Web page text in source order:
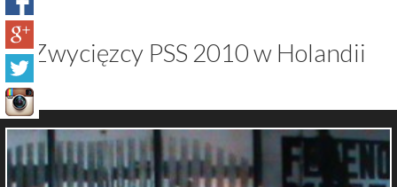
Zwycięzcy PSS 2010 w Holandii